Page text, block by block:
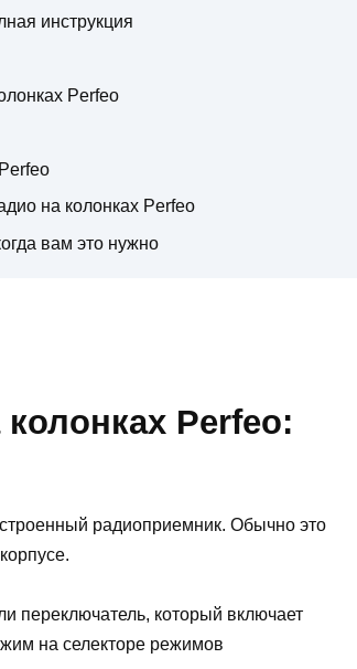
инструкция
Perfeo
на колонках Perfeo
вам это нужно
Perfeo:
радиоприемник. Обычно это
переключатель, который включает
на селекторе режимов